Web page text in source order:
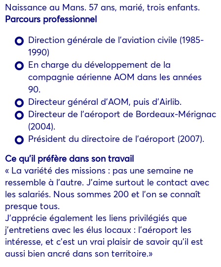
Naissance au Mans. 57 ans, marié, trois enfants.
Parcours professionnel
Direction générale de l’aviation civile (1985-
1990)
En charge du développement de la
compagnie aérienne AOM dans les années
90.
Directeur général d’AOM, puis d’Airlib.
Directeur de l’aéroport de Bordeaux-Mérignac
(2004).
Président du directoire de l’aéroport (2007).
Ce qu’il préfère dans son travail
« La variété des missions : pas une semaine ne
ressemble à l’autre. J’aime surtout le contact avec
les salariés. Nous sommes 200 et l’on se connaît
presque tous.
J’apprécie également les liens privilégiés que
j’entretiens avec les élus locaux : l’aéroport les
intéresse, et c’est un vrai plaisir de savoir qu’il est
aussi bien ancré dans son territoire.»